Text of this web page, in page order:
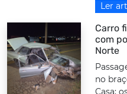
Ler
Carro
com
Norte
no
Casa;